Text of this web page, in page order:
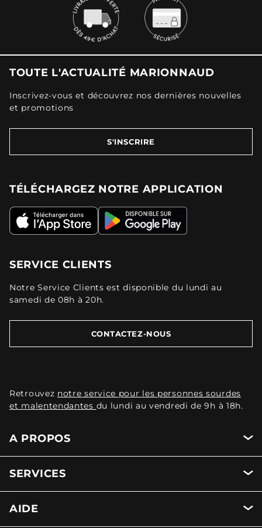
TOUTE L'ACTUALITÉ MARIONNAUD
Inscrivez-vous et découvrez nos dernières nouvelles
et promotions
S'INSCRIRE
TÉLÉCHARGEZ NOTRE APPLICATION
SERVICE CLIENTS
Notre Service Clients est disponible du lundi au
samedi de 08h à 20h.
CONTACTEZ-NOUS
Retrouvez notre service pour les personnes sourdes
et malentendantes du lundi au vendredi de 9h à 18h.
A PROPOS
SERVICES
AIDE